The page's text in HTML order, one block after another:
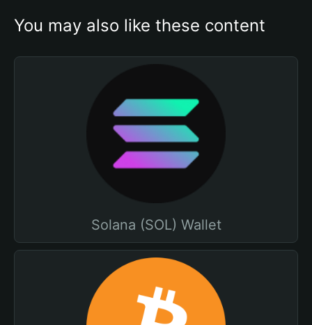
You may also like these content
Solana (SOL) Wallet